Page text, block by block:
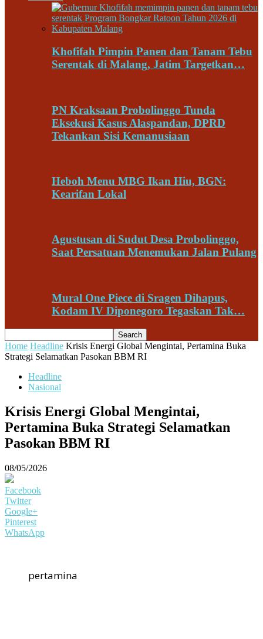
Khofifah Pimpin Panen dan Tanam Tebu
Serentak di Malang, Jatim Targetkan…
PN Kraksaan Probolinggo Tunda
Eksekusi Kasus Alaspandan, DPRD
Tekankan Sisi Kemanusiaan
Heboh Menu MBG Ikan Hiu, BGN:
Kearifan Lokal
Agustusan di Sudut Desa Probolinggo,
Saat Persatuan Menemukan Jalan Pulang
Mural One Piece di Sragen Dihapus,
Kodam IV Diponegoro Tegaskan Tak…
Home Headline Krisis Energi Global Mengintai, Pertamina Buka
Strategi Selamatkan Pasokan BBM RI
Headline
Nasional
Krisis Energi Global Mengintai,
Pertamina Buka Strategi Selamatkan
Pasokan BBM RI
08/05/2026
Facebook
Twitter
Google+
Pinterest
WhatsApp
pertamina